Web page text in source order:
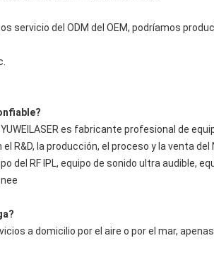
servicio del ODM del OEM, podríamos
es fabricante profesional de
R&D, la producción, el proceso y la venta
del RF IPL, equipo de sonido ultra
a domicilio por el aire o por el mar,